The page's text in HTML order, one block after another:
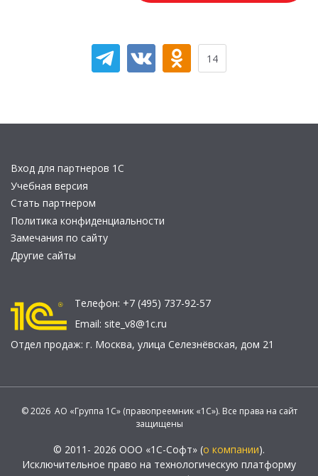
14
Вход для партнеров 1С
Учебная версия
Стать партнером
Политика конфиденциальности
Замечания по сайту
Другие сайты
Телефон: +7 (495) 737-92-57
Email: site_v8@1c.ru
Отдел продаж: г. Москва, улица Селезнёвская, дом 21
© 2026 АО «Группа 1С» (правопреемник «1С»). Все права на сайт
защищены
© 2011- 2026 ООО «1С-Софт» (о компании).
Исключительное право на технологическую платформу